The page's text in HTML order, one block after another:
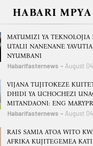
HABARI MPYA
MATUMIZI YA TEKNOLOJIA
UTALII NANENANE
NYUMBANI
Habarifasternews August
VIJANA TUJITOKEZE
DHIDI YA UCHOCHEZI
MITANDAONI: ENG
Habarifasternews August
RAIS SAMIA ATOA WITO
AFRIKA KUJITEGEMEA